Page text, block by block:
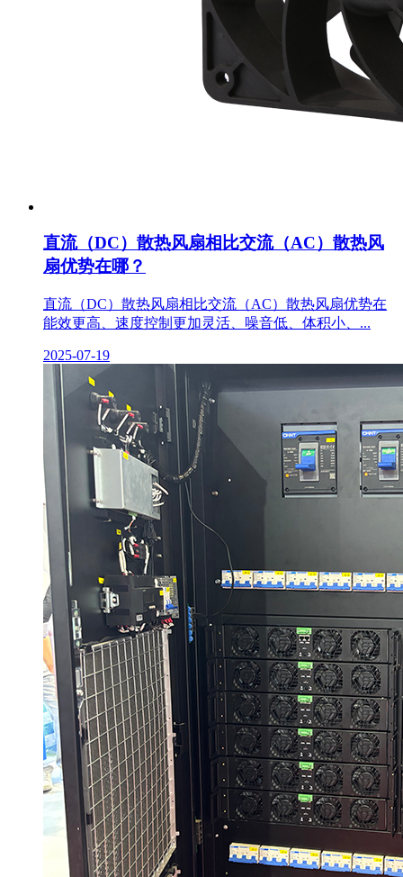
直流（DC）散热风扇相比交流（AC）散热风
扇优势在哪？
直流（DC）散热风扇相比交流（AC）散热风扇优势在
能效更高、速度控制更加灵活、噪音低、体积小、...
2025-07-19